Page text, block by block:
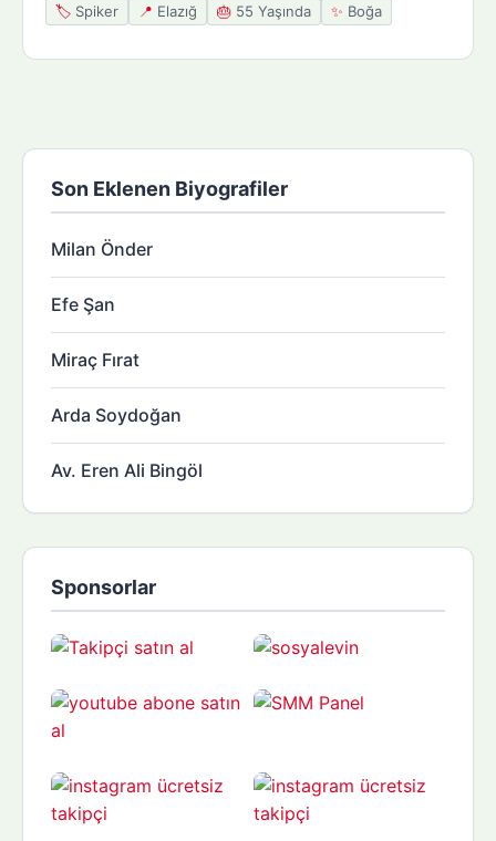
🏷️ Spiker 📍 Elazığ 🎂 55 Yaşında ✨ Boğa
Son Eklenen Biyografiler
Milan Önder
Efe Şan
Miraç Fırat
Arda Soydoğan
Av. Eren Ali Bingöl
Sponsorlar